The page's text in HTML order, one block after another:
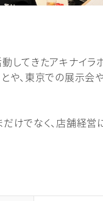
してきたアキナイラ
や、東京での展示
けでなく、店舗経